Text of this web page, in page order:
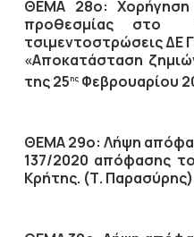
ΘΕΜΑ 28ο: Χορήγηση
προθεσμίας στο
τσιμεντοστρώσεις ΔΕ
«Αποκατάσταση
της 25ηςΦεβρουαρίου
ΘΕΜΑ 29ο: Λήψη
137/2020 απόφασης
Κρήτης. (Τ.